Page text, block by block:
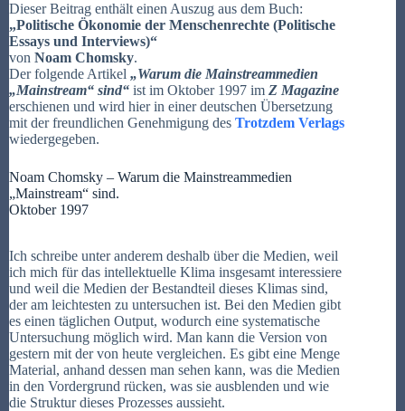
Dieser Beitrag enthält einen Auszug aus dem Buch:
„Politische Ökonomie der Menschenrechte (Politische
Essays und Interviews)“
von Noam Chomsky.
Der folgende Artikel „Warum die Mainstreammedien
„Mainstream“ sind“ ist im Oktober 1997 im Z Magazine
erschienen und wird hier in einer deutschen Übersetzung
mit der freundlichen Genehmigung des Trotzdem Verlags
wiedergegeben.
Noam Chomsky – Warum die Mainstreammedien
„Mainstream“ sind.
Oktober 1997
Ich schreibe unter anderem deshalb über die Medien, weil
ich mich für das intellektuelle Klima insgesamt interessiere
und weil die Medien der Bestandteil dieses Klimas sind,
der am leichtesten zu untersuchen ist. Bei den Medien gibt
es einen täglichen Output, wodurch eine systematische
Untersuchung möglich wird. Man kann die Version von
gestern mit der von heute vergleichen. Es gibt eine Menge
Material, anhand dessen man sehen kann, was die Medien
in den Vordergrund rücken, was sie ausblenden und wie
die Struktur dieses Prozesses aussieht.